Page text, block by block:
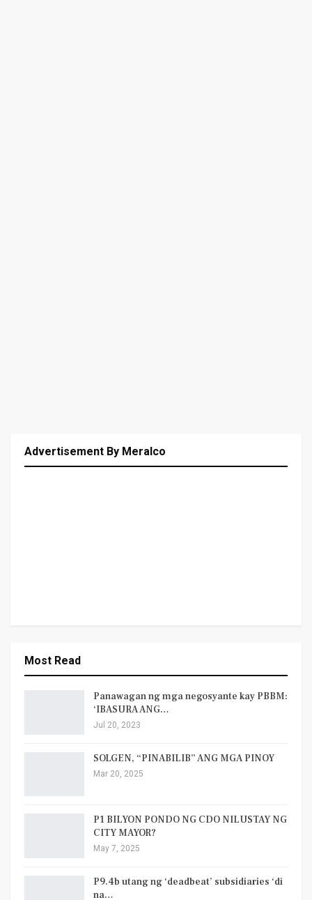
Advertisement By Meralco
Most Read
Panawagan ng mga negosyante kay PBBM:
‘IBASURA ANG…
Jul 20, 2023
SOLGEN, “PINABILIB” ANG MGA PINOY
Mar 20, 2025
P1 BILYON PONDO NG CDO NILUSTAY NG
CITY MAYOR?
May 7, 2025
P9.4b utang ng ‘deadbeat’ subsidiaries ‘di
na…